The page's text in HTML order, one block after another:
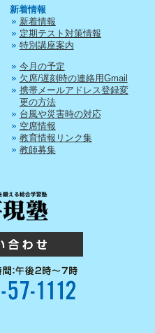
新着情報
新着情報
定期テスト対策情報
特別講座案内
今月の予定
欠席/遅刻時の連絡用Gmail
携帯メールアドレス登録変
更の方法
台風や災害時の対応
空席情報
教育情報リンク集
教師募集